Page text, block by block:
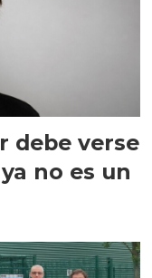
debe verse
no es un